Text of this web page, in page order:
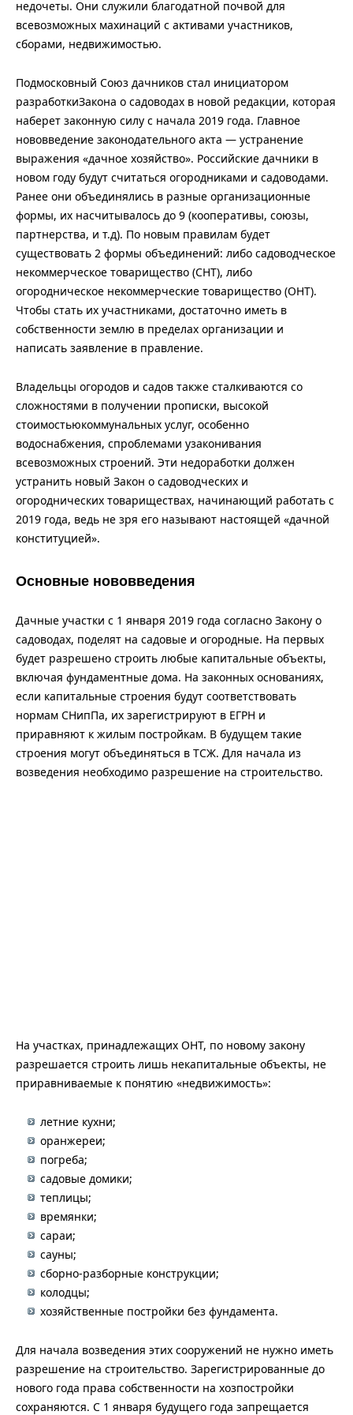
недочеты. Они служили благодатной почвой для
всевозможных махинаций с активами участников,
сборами, недвижимостью.
Подмосковный Союз дачников стал инициатором
разработкиЗакона о садоводах в новой редакции, которая
наберет законную силу с начала 2019 года. Главное
нововведение законодательного акта — устранение
выражения «дачное хозяйство». Российские дачники в
новом году будут считаться огородниками и садоводами.
Ранее они объединялись в разные организационные
формы, их насчитывалось до 9 (кооперативы, союзы,
партнерства, и т.д). По новым правилам будет
существовать 2 формы объединений: либо садоводческое
некоммерческое товарищество (СНТ), либо
огородническое некоммерческие товарищество (ОНТ).
Чтобы стать их участниками, достаточно иметь в
собственности землю в пределах организации и
написать заявление в правление.
Владельцы огородов и садов также сталкиваются со
сложностями в получении прописки, высокой
стоимостьюкоммунальных услуг, особенно
водоснабжения, спроблемами узаконивания
всевозможных строений. Эти недоработки должен
устранить новый Закон о садоводческих и
огороднических товариществах, начинающий работать с
2019 года, ведь не зря его называют настоящей «дачной
конституцией».
Основные нововведения
Дачные участки с 1 января 2019 года согласно Закону о
садоводах, поделят на садовые и огородные. На первых
будет разрешено строить любые капитальные объекты,
включая фундаментные дома. На законных основаниях,
если капитальные строения будут соответствовать
нормам СНипПа, их зарегистрируют в ЕГРН и
приравняют к жилым постройкам. В будущем такие
строения могут объединяться в ТСЖ. Для начала из
возведения необходимо разрешение на строительство.
На участках, принадлежащих ОНТ, по новому закону
разрешается строить лишь некапитальные объекты, не
приравниваемые к понятию «недвижимость»:
летние кухни;
оранжереи;
погреба;
садовые домики;
теплицы;
времянки;
сараи;
сауны;
сборно-разборные конструкции;
колодцы;
хозяйственные постройки без фундамента.
Для начала возведения этих сооружений не нужно иметь
разрешение на строительство. Зарегистрированные до
нового года права собственности на хозпостройки
сохраняются. С 1 января будущего года запрещается